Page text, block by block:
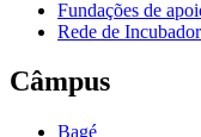
Fundações de
Rede de
Câmpus
Bagé